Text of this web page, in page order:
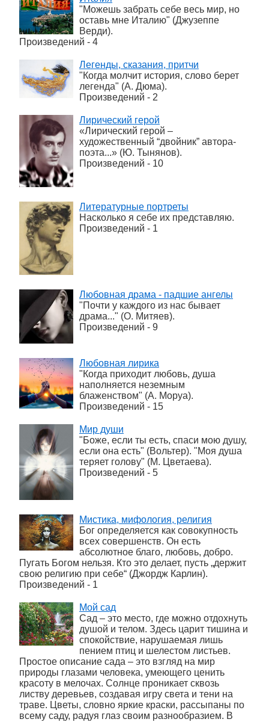
"Можешь забрать себе весь мир, но
оставь мне Италию" (Джузеппе
Верди).
Произведений - 4
Легенды, сказания, притчи
"Когда молчит история, слово берет
легенда" (А. Дюма).
Произведений - 2
Лирический герой
«Лирический герой –
художественный “двойник” автора-
поэта...» (Ю. Тынянов).
Произведений - 10
Литературные портреты
Насколько я себе их представляю.
Произведений - 1
Любовная драма - падшие ангелы
"Почти у каждого из нас бывает
драма..." (О. Митяев).
Произведений - 9
Любовная лирика
"Когда приходит любовь, душа
наполняется неземным
блаженством" (А. Моруа).
Произведений - 15
Мир души
"Боже, если ты есть, спаси мою душу,
если она есть" (Вольтер). "Моя душа
теряет голову" (М. Цветаева).
Произведений - 5
Мистика, мифология, религия
Бог определяется как совокупность
всех совершенств. Он есть
абсолютное благо, любовь, добро.
Пугать Богом нельзя. Кто это делает, пусть „держит
свою религию при себе“ (Джордж Карлин).
Произведений - 1
Мой сад
Сад – это место, где можно отдохнуть
душой и телом. Здесь царит тишина и
спокойствие, нарушаемая лишь
пением птиц и шелестом листьев.
Простое описание сада – это взгляд на мир
природы глазами человека, умеющего ценить
красоту в мелочах. Солнце проникает сквозь
листву деревьев, создавая игру света и тени на
траве. Цветы, словно яркие краски, рассыпаны по
всему саду, радуя глаз своим разнообразием. В